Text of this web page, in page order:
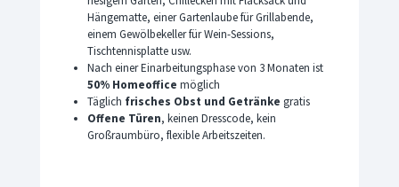
Hängematte, einer Gartenlaube für Grillabende,
einem Gewölbekeller für Wein-Sessions,
Tischtennisplatte usw.
Nach einer Einarbeitungsphase von 3 Monaten ist
50% Homeoffice möglich
Täglich frisches Obst und Getränke gratis
Offene Türen, keinen Dresscode, kein
Großraumbüro, flexible Arbeitszeiten.